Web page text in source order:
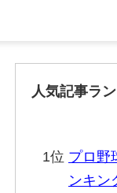
人気記事ラ
1位 プロ野
ンキン